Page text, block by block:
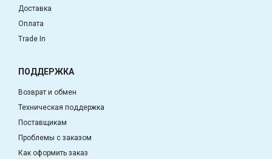
Доставка
Оплата
Trade In
ПОДДЕРЖКА
Возврат и обмен
Техническая поддержка
Поставщикам
Проблемы с заказом
Как оформить заказ